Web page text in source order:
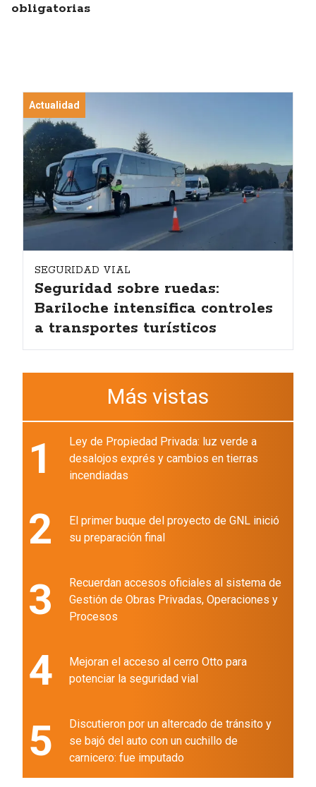
obligatorias
Actualidad
SEGURIDAD VIAL
Seguridad sobre ruedas:
Bariloche intensifica controles
a transportes turísticos
Más vistas
1
Ley de Propiedad Privada: luz verde a
desalojos exprés y cambios en tierras
incendiadas
2
El primer buque del proyecto de GNL inició
su preparación final
3
Recuerdan accesos oficiales al sistema de
Gestión de Obras Privadas, Operaciones y
Procesos
4
Mejoran el acceso al cerro Otto para
potenciar la seguridad vial
5
Discutieron por un altercado de tránsito y
se bajó del auto con un cuchillo de
carnicero: fue imputado